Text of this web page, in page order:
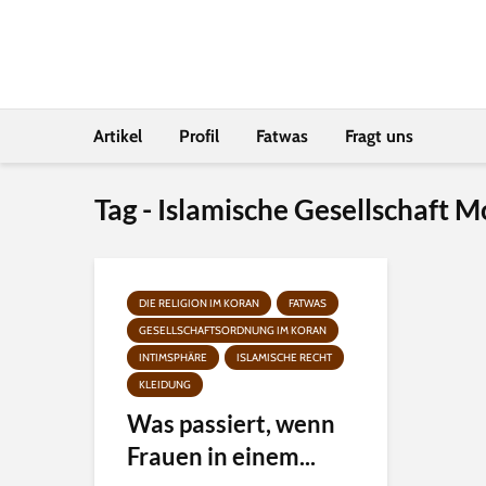
Artikel Profil Fatwas Fragt uns
Tag - Islamische Gesellschaft
DIE RELIGION IM KORAN
FATWAS
GESELLSCHAFTSORDNUNG IM KORAN
INTIMSPHÄRE
ISLAMISCHE RECHT
KLEIDUNG
Was passiert, wenn
Frauen in einem...